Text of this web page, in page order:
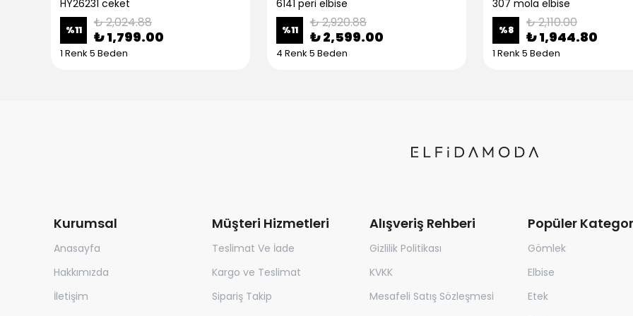
HY26231 ceket
%11 ₺ 2,024.88
₺ 1,799.00
1 Renk 5 Beden
6141 peri elbise
%11 ₺ 2,920.88
₺ 2,599.00
4 Renk 5 Beden
307 mola elbise
%8 ₺ 2,110.00
₺ 1,944.80
1 Renk 5 Beden
Kurumsal
Anasayfa
Hakkımızda
İletişim
Müşteri Hizmetleri
Teslimat Ve İade
Kargo ve Teslimat
Sipariş Takip
Alışveriş Rehberi
Gizlilik Politikası
KVKK
Mesafeli Satış Sözleşmesi
Popüler
Gömlek
Elbise
Etek